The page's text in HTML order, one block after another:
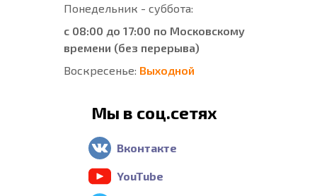
Понедельник - суббота:
с 08:00 до 17:00 по Московскому
времени (без перерыва)
Воскресенье: Выходной
Мы в соц.сетях
Вконтакте
YouTube